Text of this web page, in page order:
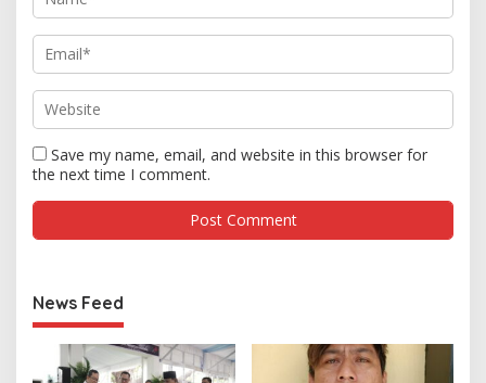
Save my name, email, and website in this browser for
the next time I comment.
News Feed